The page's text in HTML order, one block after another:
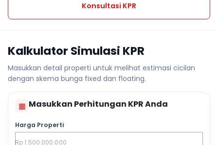
Konsultasi KPR
Kalkulator Simulasi KPR
Masukkan detail properti untuk melihat estimasi cicilan
dengan skema bunga fixed dan floating.
▦ Masukkan Perhitungan KPR Anda
Harga Properti